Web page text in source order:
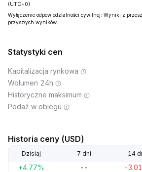
(UTC+0)
Wyłączenie odpowiedzialności cywilnej: Wyniki z
przyszłych wyników.
Statystyki cen
Kapitalizacja rynkowa
Wolumen 24h
Historyczne maksimum
Podaż w obiegu
Historia ceny (USD)
Dzisiaj 7 dni 14
+4.77% -- -